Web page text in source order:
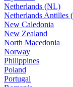
Netherlands (NL)
Netherlands Antilles
New Caledonia
New Zealand
North Macedonia
Norway
Philippines
Poland
Portugal